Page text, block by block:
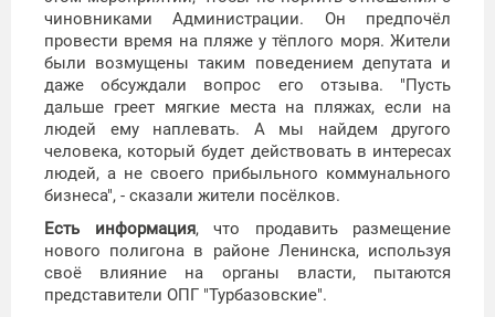
чиновниками Администрации. Он предпочёл
провести время на пляже у тёплого моря. Жители
были возмущены таким поведением депутата и
даже обсуждали вопрос его отзыва. "Пусть
дальше греет мягкие места на пляжах, если на
людей ему наплевать. А мы найдем другого
человека, который будет действовать в интересах
людей, а не своего прибыльного коммунального
бизнеса", - сказали жители посёлков.
Есть информация, что продавить размещение
нового полигона в районе Ленинска, используя
своё влияние на органы власти, пытаются
представители ОПГ "Турбазовские".